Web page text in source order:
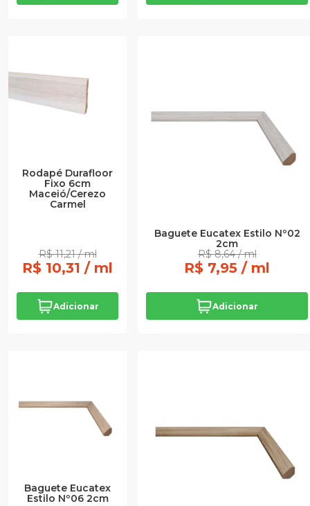
Rodapé Durafloor
Fixo 6cm
Maceió/Cerezo
Carmel
R$ 11,21 / ml
R$ 10,31 / ml
Adicionar
Baguete Eucatex Estilo Nº02
2cm
R$ 8,64 / ml
R$ 7,95 / ml
Adicionar
Baguete Eucatex
Estilo Nº06 2cm